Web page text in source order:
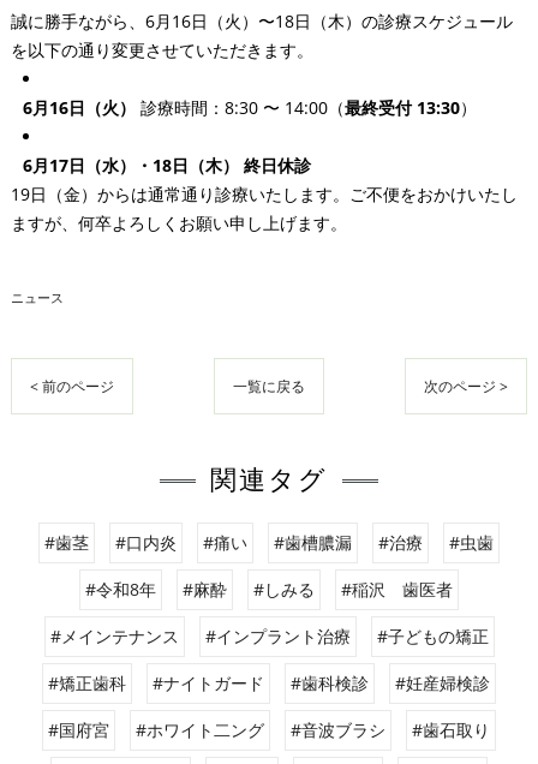
誠に勝手ながら、6月16日（火）〜18日（木）の診療スケジュール
を以下の通り変更させていただきます。
6月16日（火） 診療時間：8:30 〜 14:00（最終受付 13:30）
6月17日（水）・18日（木）
終日休診
19日（金）からは通常通り診療いたします。ご不便をおかけいたし
ますが、何卒よろしくお願い申し上げます。
ニュース
< 前のページ 一覧に戻る 次のページ >
関連タグ
#歯茎 #口内炎 #痛い #歯槽膿漏 #治療 #虫歯
#令和8年 #麻酔 #しみる #稲沢 歯医者
#メインテナンス #インプラント治療 #子どもの矯正
#矯正歯科 #ナイトガード #歯科検診 #妊産婦検診
#国府宮 #ホワイト二ング #音波ブラシ #歯石取り